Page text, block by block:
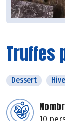
Truffes
Dessert